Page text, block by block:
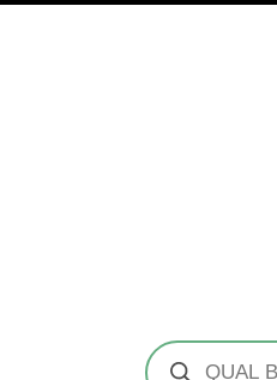
Pesquisar
produtos